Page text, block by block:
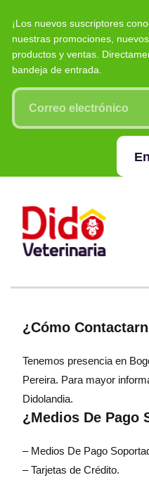
¡Los nuevos suscriptores
nuestras promociones, nuevos
productos y ventas.
bandeja de entrada.
¿Cómo
Tenemos presencia en
Pereira. Para mayor
Didolandia.
¿Medios De Pago
– Medios De Pago
– Tarjetas de Crédito.